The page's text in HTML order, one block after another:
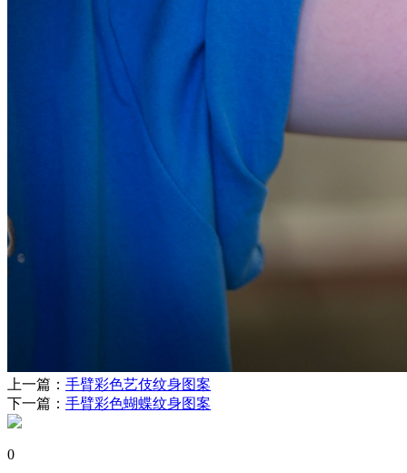
上一篇： 手臂彩色艺伎纹身图案
下一篇： 手臂彩色蝴蝶纹身图案
0